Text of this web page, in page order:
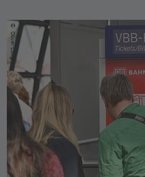
©
Oliver Lang